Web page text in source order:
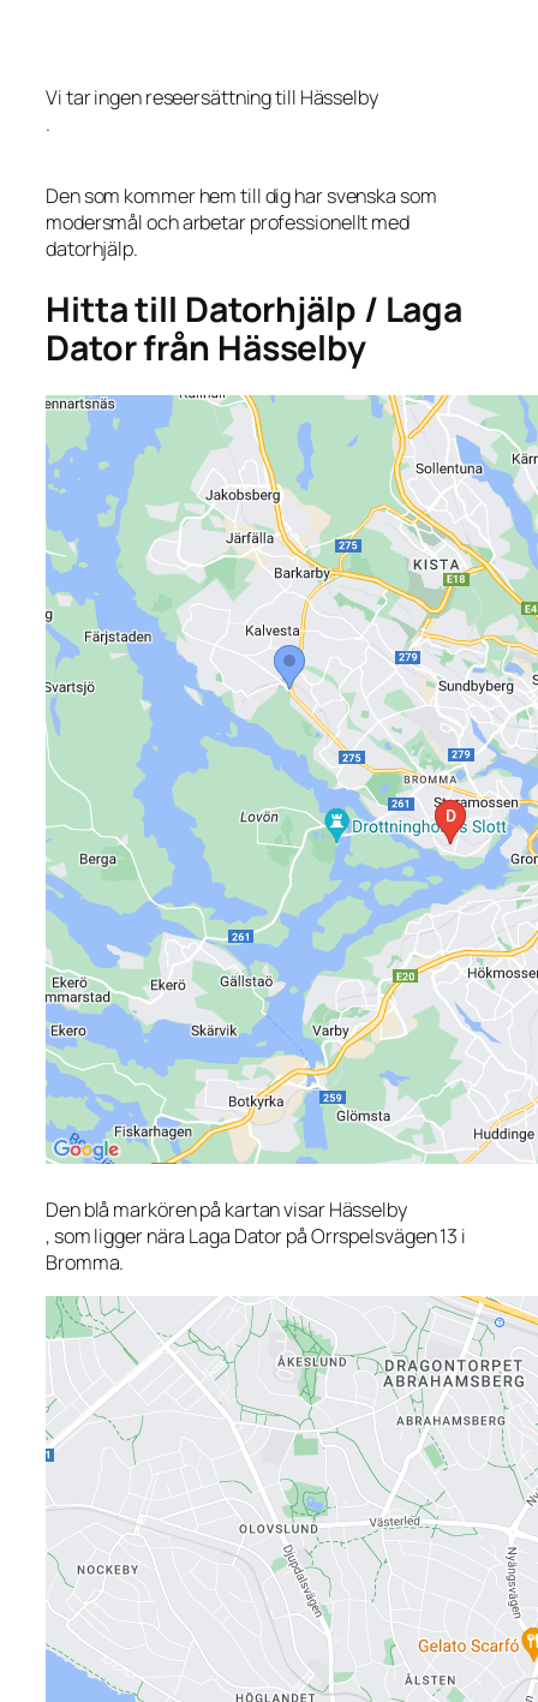
Vi tar ingen reseersättning till Hässelby
.
Den som kommer hem till dig har svenska som
modersmål och arbetar professionellt med
datorhjälp.
Hitta till Datorhjälp / Laga
Dator från Hässelby
Den blå markören på kartan visar Hässelby
, som ligger nära Laga Dator på Orrspelsvägen 13 i
Bromma.